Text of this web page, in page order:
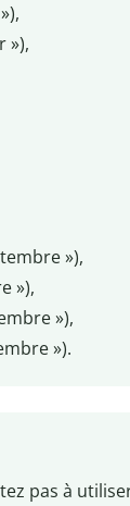
»),
»),
»),
»),
»).
pas à